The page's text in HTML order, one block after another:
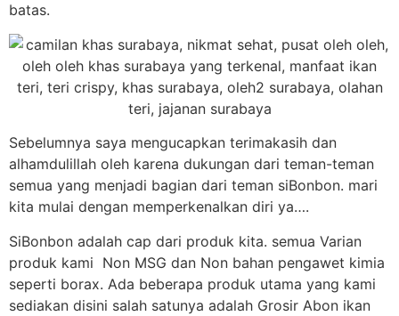
batas.
Sebelumnya saya mengucapkan terimakasih dan
alhamdulillah oleh karena dukungan dari teman-teman
semua yang menjadi bagian dari teman siBonbon. mari
kita mulai dengan memperkenalkan diri ya….
SiBonbon adalah cap dari produk kita. semua Varian
produk kami Non MSG dan Non bahan pengawet kimia
seperti borax. Ada beberapa produk utama yang kami
sediakan disini salah satunya adalah Grosir Abon ikan